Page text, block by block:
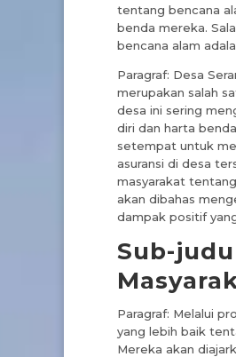
tentang bencana
benda mereka.
bencana alam
Paragraf: Desa
merupakan salah
desa ini sering
diri dan harta
setempat untuk
asuransi di desa
masyarakat
akan dibahas
dampak positif
Sub-
Paragraf: Melalui
yang lebih baik
Mereka akan